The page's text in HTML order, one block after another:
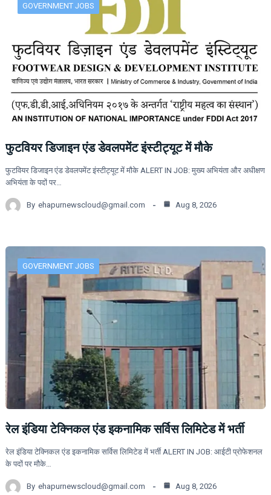
GOVERNMENT JOBS
फुटवियर डिजाइन एंड डेवलपमेंट इंस्टीट्यूट में मौके
फुटवियर डिजाइन एंड डेवलपमेंट इंस्टीट्यूट में मौके ALERT IN JOB: मुख्य अभियंता और अधीक्षण
अभियंता के पदों पर…
By ehapurnewscloud@gmail.com Aug 8, 2026
GOVERNMENT JOBS
रेल इंडिया टेक्निकल एंड इकनामिक सर्विस लिमिटेड में भर्ती
रेल इंडिया टेक्निकल एंड इकनामिक सर्विस लिमिटेड में भर्ती ALERT IN JOB: आईटी प्रोफेशनल
के पदों पर मौके…
By ehapurnewscloud@gmail.com Aug 8, 2026